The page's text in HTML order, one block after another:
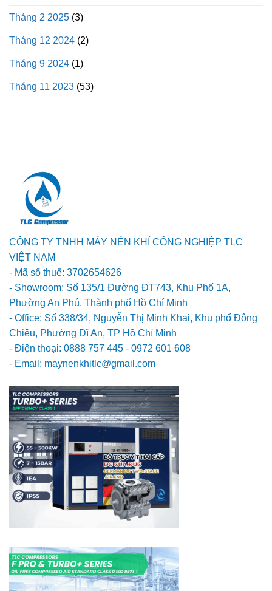
Tháng 2 2025 (3)
Tháng 12 2024 (2)
Tháng 9 2024 (1)
Tháng 11 2023 (53)
CÔNG TY TNHH MÁY NÉN KHÍ CÔNG NGHIỆP TLC
VIỆT NAM
- Mã số thuế: 3702654626
- Showroom: Số 135/1 Đường ĐT743, Khu Phố 1A,
Phường An Phú, Thành phố Hồ Chí Minh
- Office: Số 338/34, Nguyễn Thị Minh Khai, Khu phố Đông
Chiêu, Phường Dĩ An, TP Hồ Chí Minh
- Điện thoại: 0888 757 445 - 0972 601 608
- Email: maynenkhitlc@gmail.com